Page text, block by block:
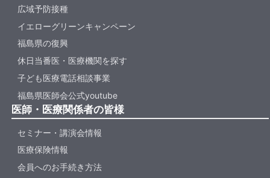
広域予防接種
イエローグリーンキャンペーン
福島県の復興
休日当番医・医療機関を探す
子ども医療電話相談事業
福島県医師会公式youtube
医師・医療関係者の皆様
セミナー・講演会情報
医療保険情報
会員へのお手続き方法